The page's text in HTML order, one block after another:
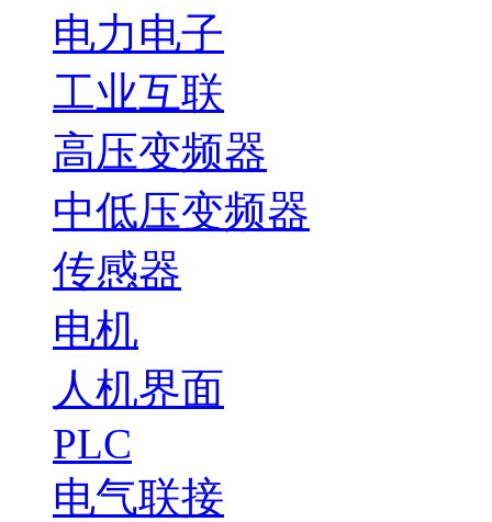
电力电子
工业互联
高压变频器
中低压变频器
传感器
电机
人机界面
PLC
电气联接